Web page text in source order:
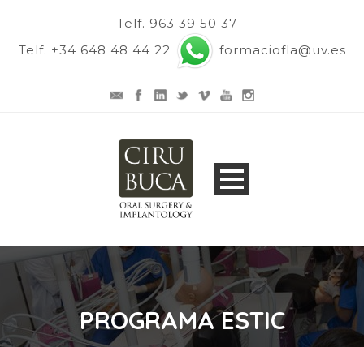
Telf. 963 39 50 37 -
Telf. +34 648 48 44 22
formaciofla@uv.es
PROGRAMA ESTIC